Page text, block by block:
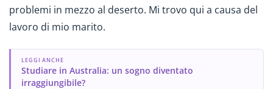
problemi in mezzo al deserto. Mi trovo qui a causa del
lavoro di mio marito.
LEGGI ANCHE
Studiare in Australia: un sogno diventato
irraggiungibile?